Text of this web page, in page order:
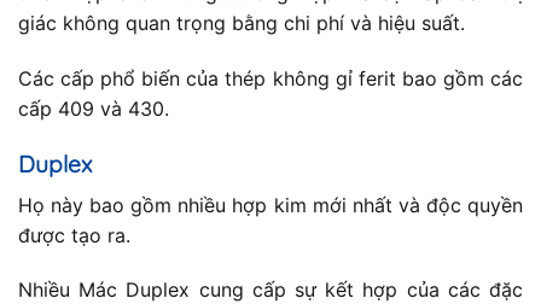
giác không quan trọng bằng chi phí và hiệu suất.
Các cấp phổ biến của thép không gỉ ferit bao gồm các
cấp 409 và 430.
Duplex
Họ này bao gồm nhiều hợp kim mới nhất và độc quyền
được tạo ra.
Nhiều Mác Duplex cung cấp sự kết hợp của các đặc